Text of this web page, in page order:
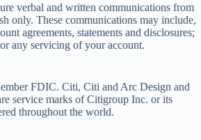
verbal and written communications from
only. These communications may include,
agreements, statements and disclosures;
any servicing of your account.
FDIC. Citi, Citi and Arc Design and
service marks of Citigroup Inc. or its
throughout the world.